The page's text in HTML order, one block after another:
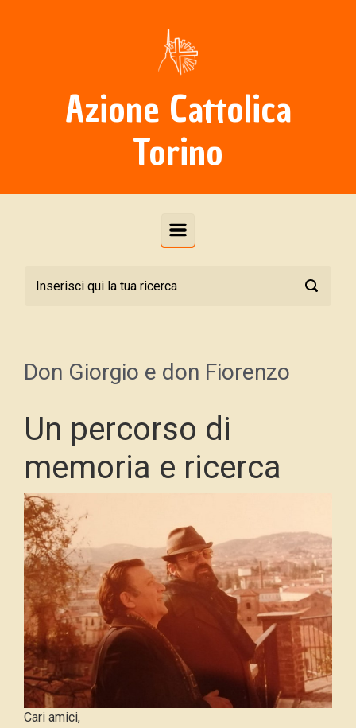
Azione Cattolica
Torino
Don Giorgio e don Fiorenzo
Un percorso di
memoria e ricerca
Cari amici,